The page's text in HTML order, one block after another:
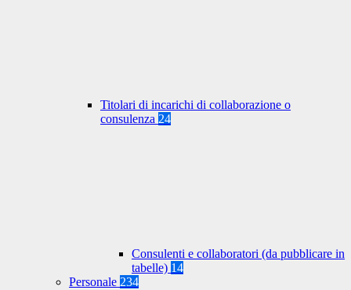
Titolari di incarichi di collaborazione o
consulenza 24
Consulenti e collaboratori (da pubblicare in
tabelle) 14
Personale 234